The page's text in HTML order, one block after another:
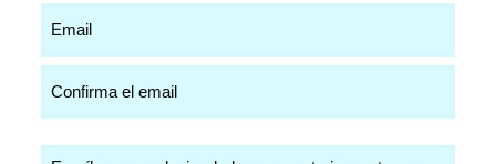
(Obligatorio)